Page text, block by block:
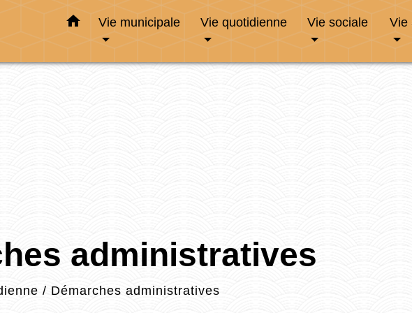
home Vie municipale Vie quotidienne Vie sociale Vie
administratives
/ Démarches administratives